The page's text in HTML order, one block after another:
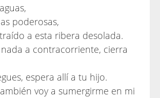
poderosas,
a esta ribera desolada.
a contracorriente, cierra
espera allí a tu hijo.
voy a sumergirme en mi